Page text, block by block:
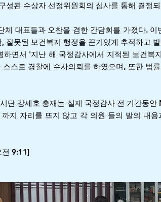
성된 수상자 선정위원회의 심사를 통해 결정
대표들과 오찬을 겸한 간담회를 가졌다. 이
잘못된 보건복지 행정을 끈기있게 추적하고
면서 '지난 해 국정감사에서 지적된 보건복
스로 경찰에 수사의뢰를 하였으며, 또한 법
단 강세호 총재는 실제 국정감사 전 기간동
지 자리를 뜨지 않고 각 의원 들의 발의 내
전 9:11]